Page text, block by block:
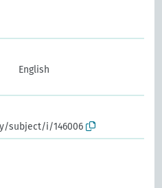
English
subject/i/146006